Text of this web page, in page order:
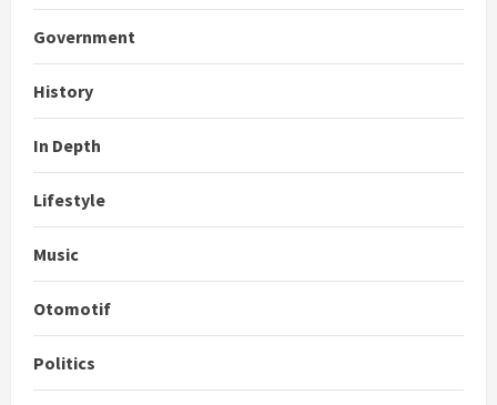
Government
History
In Depth
Lifestyle
Music
Otomotif
Politics